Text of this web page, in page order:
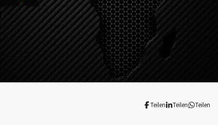
Teilen Teilen Teilen